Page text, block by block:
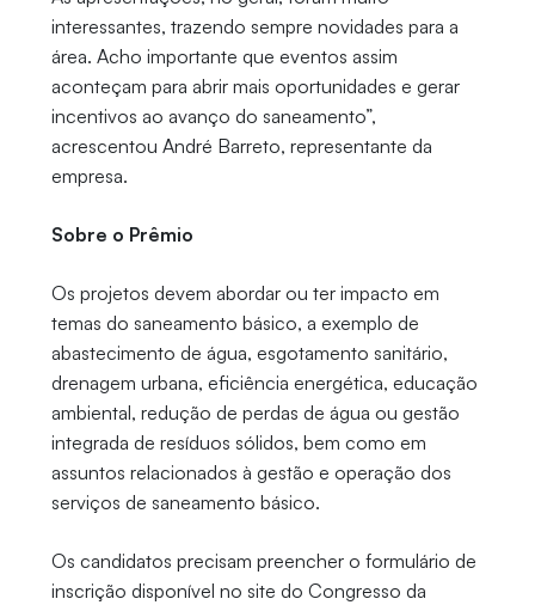
interessantes, trazendo sempre novidades para a
área. Acho importante que eventos assim
aconteçam para abrir mais oportunidades e gerar
incentivos ao avanço do saneamento”,
acrescentou André Barreto, representante da
empresa.
Sobre o Prêmio
Os projetos devem abordar ou ter impacto em
temas do saneamento básico, a exemplo de
abastecimento de água, esgotamento sanitário,
drenagem urbana, eficiência energética, educação
ambiental, redução de perdas de água ou gestão
integrada de resíduos sólidos, bem como em
assuntos relacionados à gestão e operação dos
serviços de saneamento básico.
Os candidatos precisam preencher o formulário de
inscrição disponível no site do Congresso da